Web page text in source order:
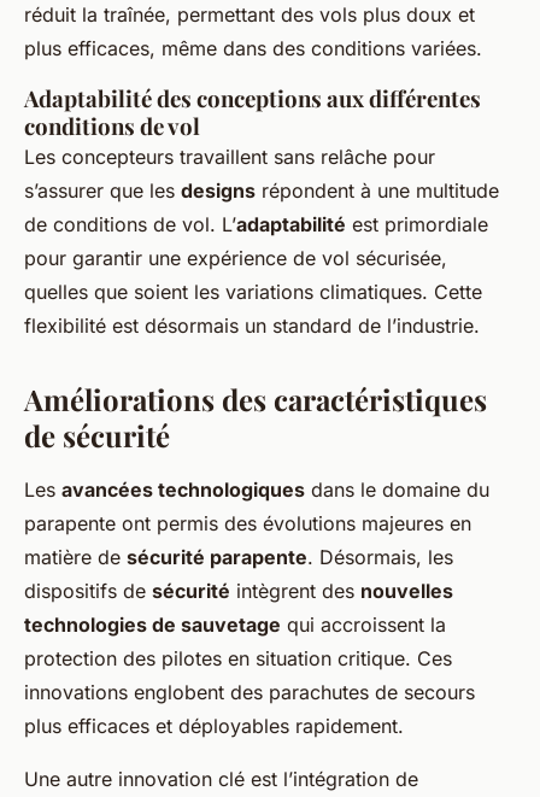
réduit la traînée, permettant des vols plus doux et
plus efficaces, même dans des conditions variées.
Adaptabilité des conceptions aux différentes
conditions de vol
Les concepteurs travaillent sans relâche pour
s’assurer que les designs répondent à une multitude
de conditions de vol. L’adaptabilité est primordiale
pour garantir une expérience de vol sécurisée,
quelles que soient les variations climatiques. Cette
flexibilité est désormais un standard de l’industrie.
Améliorations des caractéristiques
de sécurité
Les avancées technologiques dans le domaine du
parapente ont permis des évolutions majeures en
matière de sécurité parapente. Désormais, les
dispositifs de sécurité intègrent des nouvelles
technologies de sauvetage qui accroissent la
protection des pilotes en situation critique. Ces
innovations englobent des parachutes de secours
plus efficaces et déployables rapidement.
Une autre innovation clé est l’intégration de